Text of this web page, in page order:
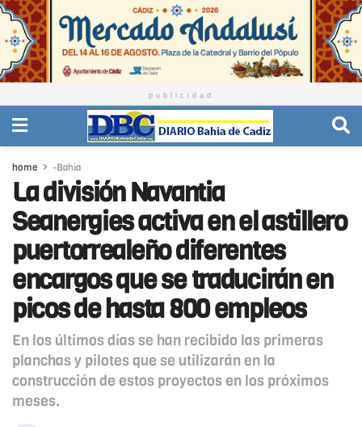
publicidad
home -Bahía
La división Navantia
Seanergies activa en el astillero
puertorrealeño diferentes
encargos que se traducirán en
picos de hasta 800 empleos
En los últimos días se han recibido las primeras
planchas y pilotes que se utilizarán en la
construcción de estos proyectos en los próximos
meses.